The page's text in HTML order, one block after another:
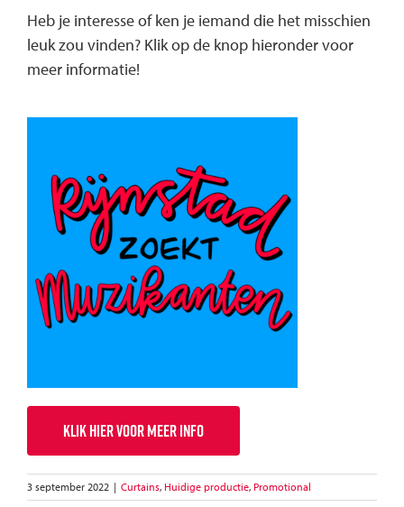
Heb je interesse of ken je iemand die het misschien
leuk zou vinden? Klik op de knop hieronder voor
meer informatie!
KLIK HIER VOOR MEER INFO
3 september 2022 | Curtains, Huidige productie, Promotional